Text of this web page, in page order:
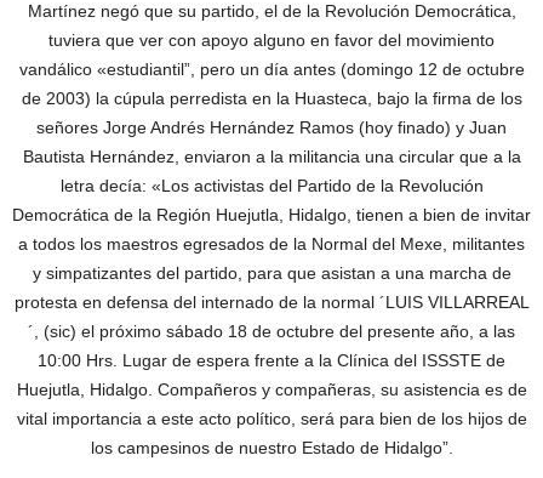
Martínez negó que su partido, el de la Revolución Democrática,
tuviera que ver con apoyo alguno en favor del movimiento
vandálico «estudiantil”, pero un día antes (domingo 12 de octubre
de 2003) la cúpula perredista en la Huasteca, bajo la firma de los
señores Jorge Andrés Hernández Ramos (hoy finado) y Juan
Bautista Hernández, enviaron a la militancia una circular que a la
letra decía: «Los activistas del Partido de la Revolución
Democrática de la Región Huejutla, Hidalgo, tienen a bien de invitar
a todos los maestros egresados de la Normal del Mexe, militantes
y simpatizantes del partido, para que asistan a una marcha de
protesta en defensa del internado de la normal ´LUIS VILLARREAL
´, (sic) el próximo sábado 18 de octubre del presente año, a las
10:00 Hrs. Lugar de espera frente a la Clínica del ISSSTE de
Huejutla, Hidalgo. Compañeros y compañeras, su asistencia es de
vital importancia a este acto político, será para bien de los hijos de
los campesinos de nuestro Estado de Hidalgo”.